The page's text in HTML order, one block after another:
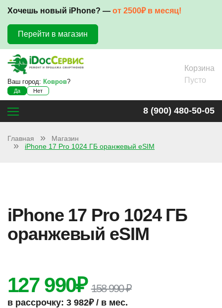
Хочешь новый iPhone? — от 2500₽ в месяц!
Перейти в магазин
Ваш город: Ковров?
Да Нет
Корзина
Пусто
8 (900) 480-50-05
Главная
Магазин
iPhone 17 Pro 1024 ГБ оранжевый eSIM
iPhone 17 Pro 1024 ГБ
оранжевый eSIM
127 990₽ 158 990 ₽
в рассрочку: 3 982₽ / в мес.